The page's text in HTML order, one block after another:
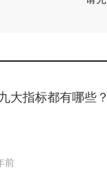
大指标都有哪些？
前